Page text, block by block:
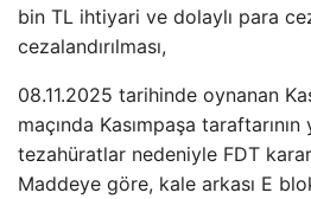
bin TL ihtiyari ve dolaylı para
cezalandırılması,
08.11.2025 tarihinde oynanan
maçında Kasımpaşa
tezahüratlar nedeniyle FDT
Maddeye göre, kale arkası E